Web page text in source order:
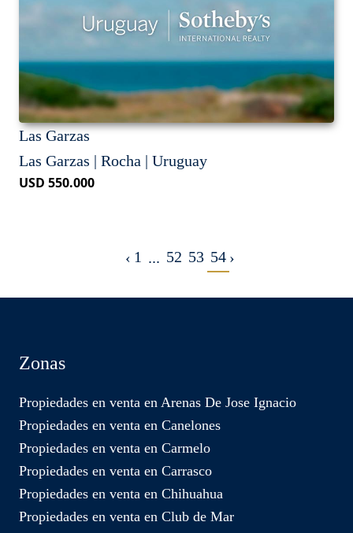
Las Garzas
Las Garzas | Rocha | Uruguay
USD 550.000
‹ 1 ... 52 53 54 ›
Zonas
Propiedades en venta en Arenas De Jose Ignacio
Propiedades en venta en Canelones
Propiedades en venta en Carmelo
Propiedades en venta en Carrasco
Propiedades en venta en Chihuahua
Propiedades en venta en Club de Mar